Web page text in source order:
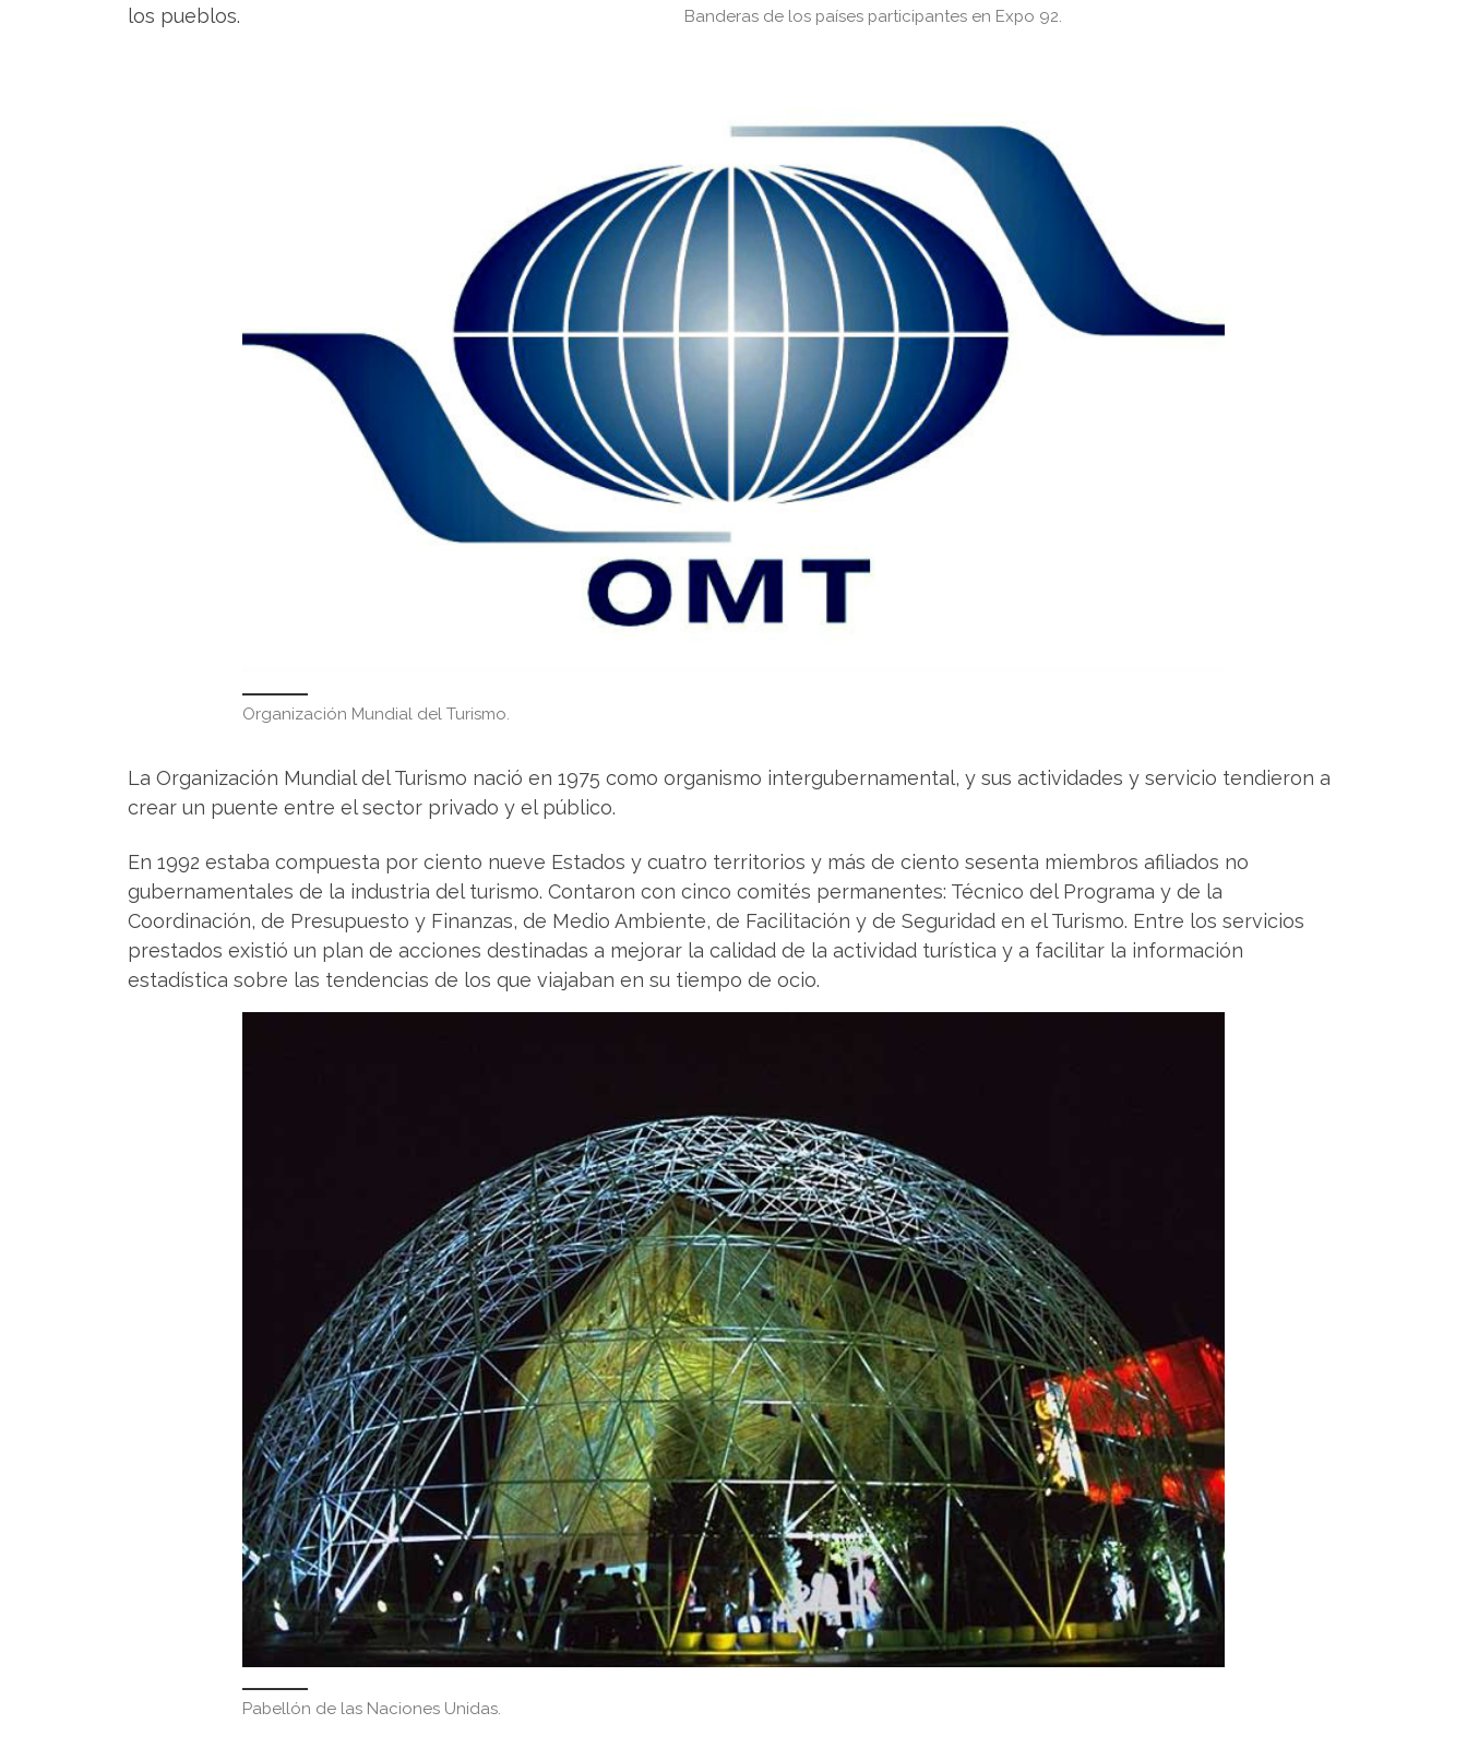
Banderas de los países participantes en Expo 92.
los pueblos.
Organización Mundial del Turismo.
La Organización Mundial del Turismo nació en 1975 como organismo intergubernamental, y sus actividades y servicio tendieron a
crear un puente entre el sector privado y el público.
En 1992 estaba compuesta por ciento nueve Estados y cuatro territorios y más de ciento sesenta miembros afiliados no
gubernamentales de la industria del turismo. Contaron con cinco comités permanentes: Técnico del Programa y de la
Coordinación, de Presupuesto y Finanzas, de Medio Ambiente, de Facilitación y de Seguridad en el Turismo. Entre los servicios
prestados existió un plan de acciones destinadas a mejorar la calidad de la actividad turística y a facilitar la información
estadística sobre las tendencias de los que viajaban en su tiempo de ocio.
Pabellón de las Naciones Unidas.